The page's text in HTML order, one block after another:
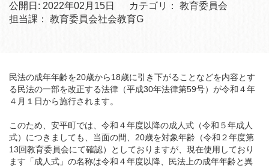
公開日: 2022年02月15日 カテゴリ：
教育委員会
担当課：
教育委員会社会教育G
民法の成年年齢を20歳から18歳に引き下がることなどを内容とす
る民法の一部を改正する法律（平成30年法律第59号）が令和４年
４月１日から施行されます。
このため、安平町では、令和４年度以降の成人式（令和５年成人
式）につきましても、当面の間、20歳を対象年齢（令和２年度第
13回教育委員会にて確認）としておりますが、現在使用しており
ます「成人式」の名称は令和４年度以降、民法上の成年年齢と異